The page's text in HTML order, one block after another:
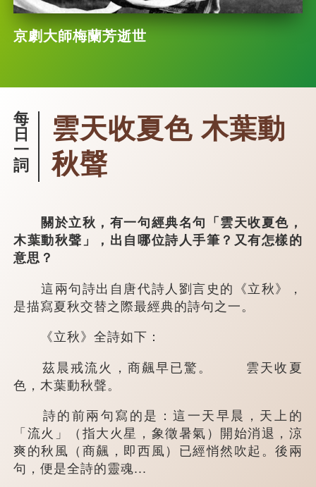
京劇大師梅蘭芳逝世
每
日
一
詞
雲天收夏色 木葉動
秋聲
關於立秋，有一句經典名句「雲天收夏色，
木葉動秋聲」，出自哪位詩人手筆？又有怎樣的
意思？
這兩句詩出自唐代詩人劉言史的《立秋》，
是描寫夏秋交替之際最經典的詩句之一。
《立秋》全詩如下：
茲晨戒流火，商飆早已驚。 雲天收夏
色，木葉動秋聲。
詩的前兩句寫的是：這一天早晨，天上的
「流火」（指大火星，象徵暑氣）開始消退，涼
爽的秋風（商飆，即西風）已經悄然吹起。後兩
句，便是全詩的靈魂...